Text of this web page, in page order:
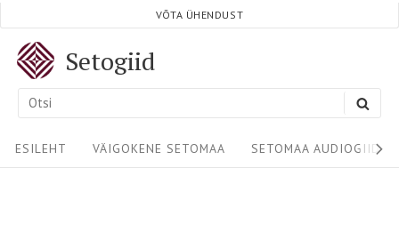
Setogiid
VÕTA ÜHENDUST
ESILEHT VÄIGOKENE SETOMAA SETOMAA AUDIOGIIDID